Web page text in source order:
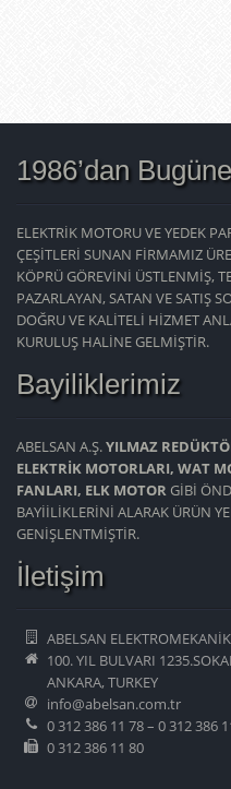
1986’dan
ELEKTRİK MOTORU VE YEDEK
ÇEŞİTLERİ SUNAN FİRMAMIZ
KÖPRÜ GÖREVİNİ ÜSTLENMİŞ,
PAZARLAYAN, SATAN VE SATIŞ
DOĞRU VE KALİTELİ HİZMET
KURULUŞ HALİNE GELMİŞTİR.
Bayiliklerimiz
ABELSAN A.Ş.YILMAZ
ELEKTRİK MOTORLARI, WAT
FANLARI, ELK MOTORGİBİ
BAYİİLİKLERİNİ ALARAK ÜRÜN
GENİŞLENTMİŞTİR.
İletişim
ABELSAN
100. YIL BULVARI
ANKARA, TURKEY
info@abelsan.com.tr
0 312 386 11 78 – 0 312 386
0 312 386 11 80